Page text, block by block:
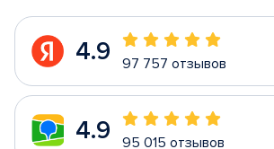
4.9 97 757 отзывов
4.9 95 015 отзывов